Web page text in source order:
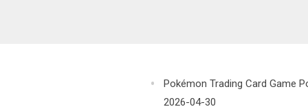
Pokémon Trading Card Game
2026-04-30